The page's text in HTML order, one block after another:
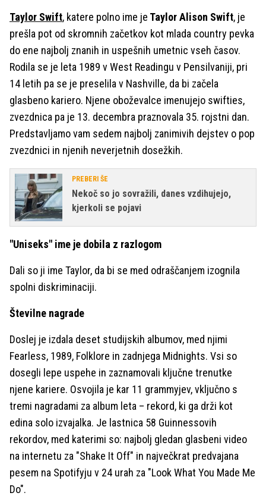
Taylor Swift, katere polno ime je Taylor Alison Swift, je
prešla pot od skromnih začetkov kot mlada country pevka
do ene najbolj znanih in uspešnih umetnic vseh časov.
Rodila se je leta 1989 v West Readingu v Pensilvaniji, pri
14 letih pa se je preselila v Nashville, da bi začela
glasbeno kariero. Njene oboževalce imenujejo swifties,
zvezdnica pa je 13. decembra praznovala 35. rojstni dan.
Predstavljamo vam sedem najbolj zanimivih dejstev o pop
zvezdnici in njenih neverjetnih dosežkih.
PREBERI ŠE
Nekoč so jo sovražili, danes vzdihujejo,
kjerkoli se pojavi
"Uniseks" ime je dobila z razlogom
Dali so ji ime Taylor, da bi se med odraščanjem izognila
spolni diskriminaciji.
Številne nagrade
Doslej je izdala deset studijskih albumov, med njimi
Fearless, 1989, Folklore in zadnjega Midnights. Vsi so
dosegli lepe uspehe in zaznamovali ključne trenutke
njene kariere. Osvojila je kar 11 grammyjev, vključno s
tremi nagradami za album leta – rekord, ki ga drži kot
edina solo izvajalka. Je lastnica 58 Guinnessovih
rekordov, med katerimi so: najbolj gledan glasbeni video
na internetu za "Shake It Off" in največkrat predvajana
pesem na Spotifyju v 24 urah za "Look What You Made Me
Do".